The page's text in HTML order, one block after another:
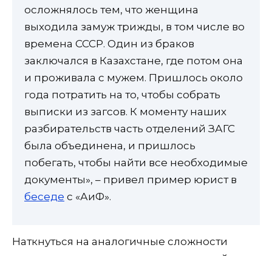
осложнялось тем, что женщина
выходила замуж трижды, в том числе во
времена СССР. Один из браков
заключался в Казахстане, где потом она
и проживала с мужем. Пришлось около
года потратить на то, чтобы собрать
выписки из загсов. К моменту наших
разбирательств часть отделений ЗАГС
была объединена, и пришлось
побегать, чтобы найти все необходимые
документы», – привел пример юрист в
беседе с «АиФ».
Наткнуться на аналогичные сложности